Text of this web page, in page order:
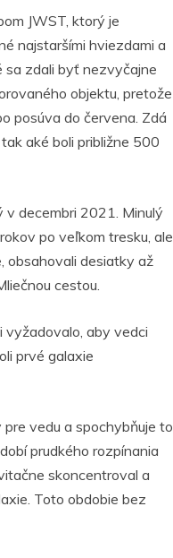
JWST, ktorý je
najstaršími hviezdami a
sa zdali byť nezvyčajne
objektu, pretože
posúva do červena. Zdá
aké boli približne 500
v decembri 2021. Minulý
po veľkom tresku, ale
obsahovali desiatky až
cestou.
aby vedci
prvé galaxie
vedu a spochybňuje to
prudkého rozpínania
skoncentroval a
Toto obdobie bez